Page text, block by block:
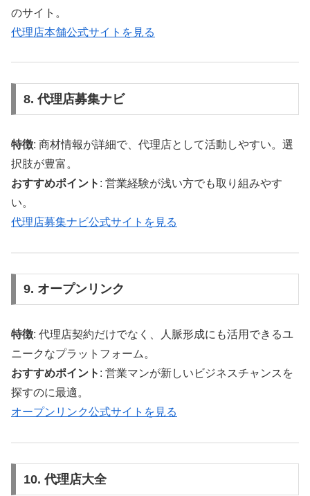
のサイト。
代理店本舗公式サイトを見る
8. 代理店募集ナビ
特徴: 商材情報が詳細で、代理店として活動しやすい。選
択肢が豊富。
おすすめポイント : 営業経験が浅い方でも取り組みやす
い。
代理店募集ナビ公式サイトを見る
9. オープンリンク
特徴: 代理店契約だけでなく、人脈形成にも活用できるユ
ニークなプラットフォーム。
おすすめポイント : 営業マンが新しいビジネスチャンスを
探すのに最適。
オープンリンク公式サイトを見る
10. 代理店大全